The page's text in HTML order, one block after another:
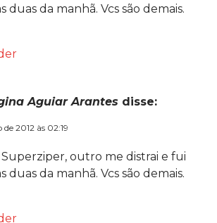
duas da manhã. Vcs são demais.
Aguiar Arantes disse:
de 2012 às 02:19
outro me distrai e fui
duas da manhã. Vcs são demais.